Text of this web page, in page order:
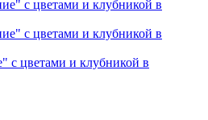
с цветами и клубникой в